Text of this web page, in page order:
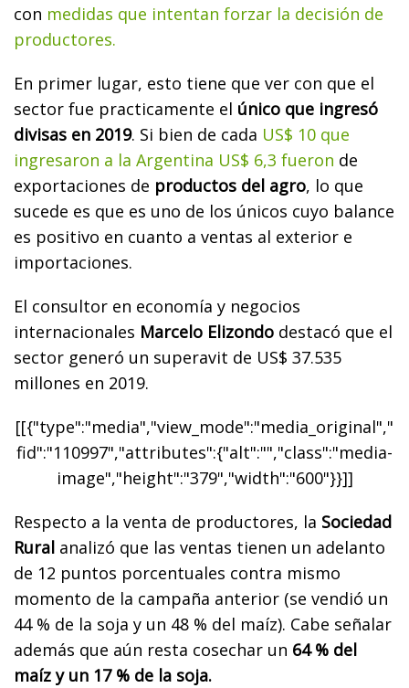
con medidas que intentan forzar la decisión de
productores.
En primer lugar, esto tiene que ver con que el
sector fue practicamente el único que ingresó
divisas en 2019. Si bien de cada US$ 10 que
ingresaron a la Argentina US$ 6,3 fueron de
exportaciones de productos del agro, lo que
sucede es que es uno de los únicos cuyo balance
es positivo en cuanto a ventas al exterior e
importaciones.
El consultor en economía y negocios
internacionales Marcelo Elizondo destacó que el
sector generó un superavit de US$ 37.535
millones en 2019.
[[{"type":"media","view_mode":"media_original","
fid":"110997","attributes":{"alt":"","class":"media-
image","height":"379","width":"600"}}]]
Respecto a la venta de productores, la Sociedad
Rural analizó que las ventas tienen un adelanto
de 12 puntos porcentuales contra mismo
momento de la campaña anterior (se vendió un
44 % de la soja y un 48 % del maíz). Cabe señalar
además que aún resta cosechar un 64 % del
maíz y un 17 % de la soja.